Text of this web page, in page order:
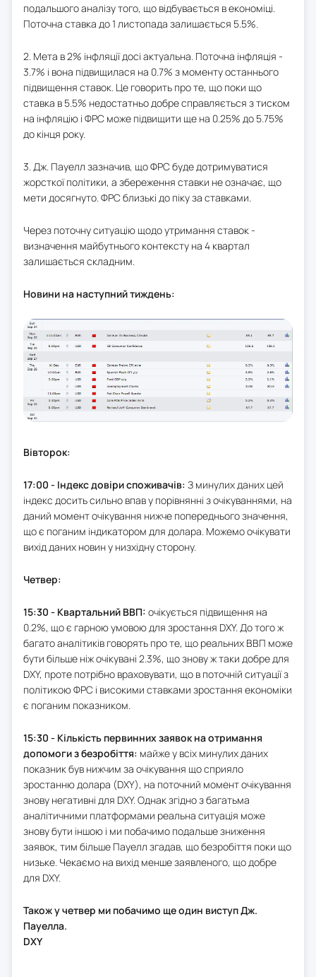
подальшого аналізу того, що відбувається в економіці.
Поточна ставка до 1 листопада залишається 5.5%.
2. Мета в 2% інфляції досі актуальна. Поточна інфляція -
3.7% і вона підвищилася на 0.7% з моменту останнього
підвищення ставок. Це говорить про те, що поки що
ставка в 5.5% недостатньо добре справляється з тиском
на інфляцію і ФРС може підвищити ще на 0.25% до 5.75%
до кінця року.
3. Дж. Пауелл зазначив, що ФРС буде дотримуватися
жорсткої політики, а збереження ставки не означає, що
мети досягнуто. ФРС близькі до піку за ставками.
Через поточну ситуацію щодо утримання ставок -
визначення майбутнього контексту на 4 квартал
залишається складним.
Новини на наступний тиждень:
Вівторок:
17:00 - Індекс довіри споживачів: З минулих даних цей
індекс досить сильно впав у порівнянні з очікуваннями, на
даний момент очікування нижче попереднього значення,
що є поганим індикатором для долара. Можемо очікувати
вихід даних новин у низхідну сторону.
Четвер:
15:30 - Квартальний ВВП: очікується підвищення на
0.2%, що є гарною умовою для зростання DXY. До того ж
багато аналітиків говорять про те, що реальних ВВП може
бути більше ніж очікувані 2.3%, що знову ж таки добре для
DXY, проте потрібно враховувати, що в поточній ситуації з
політикою ФРС і високими ставками зростання економіки
є поганим показником.
15:30 - Кількість первинних заявок на отримання
допомоги з безробіття: майже у всіх минулих даних
показник був нижчим за очікування що сприяло
зростанню долара (DXY), на поточний момент очікування
знову негативні для DXY. Однак згідно з багатьма
аналітичними платформами реальна ситуація може
знову бути іншою і ми побачимо подальше зниження
заявок, тим більше Пауелл згадав, що безробіття поки що
низьке. Чекаємо на вихід менше заявленого, що добре
для DXY.
Також у четвер ми побачимо ще один виступ Дж.
Пауелла.
DXY